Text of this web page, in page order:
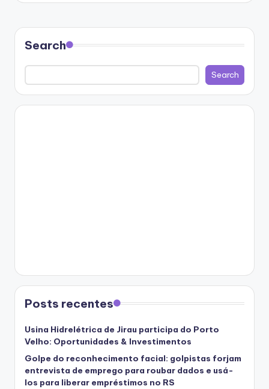
Search
Search
Posts recentes
Usina Hidrelétrica de Jirau participa do Porto
Velho: Oportunidades & Investimentos
Golpe do reconhecimento facial: golpistas forjam
entrevista de emprego para roubar dados e usá-
los para liberar empréstimos no RS